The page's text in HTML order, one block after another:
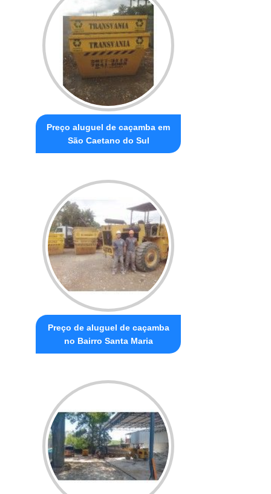
Preço aluguel de caçamba em
São Caetano do Sul
Preço de aluguel de caçamba
no Bairro Santa Maria